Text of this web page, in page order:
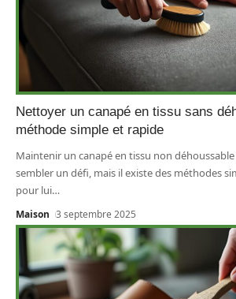
Nettoyer un canapé en tissu sans
méthode simple et rapide
Maintenir un canapé en tissu non
sembler un défi, mais il existe des méthodes
pour lui…
Maison 3 septembre 2025